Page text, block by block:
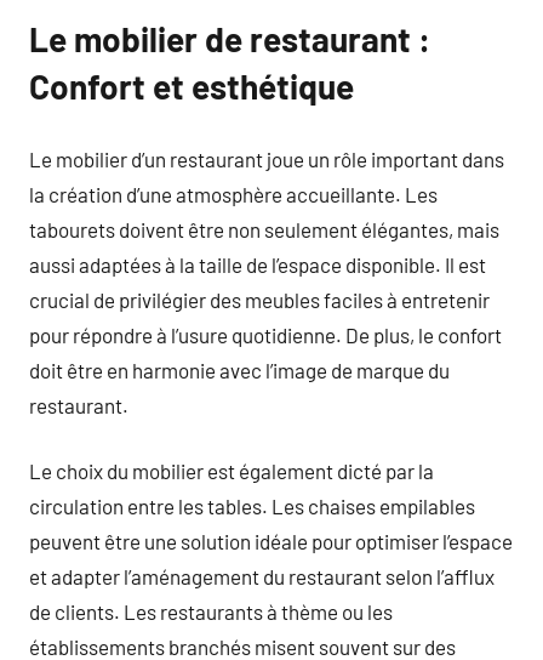
Le mobilier de restaurant :
Confort et esthétique
Le mobilier d’un restaurant joue un rôle important dans
la création d’une atmosphère accueillante. Les
tabourets doivent être non seulement élégantes, mais
aussi adaptées à la taille de l’espace disponible. Il est
crucial de privilégier des meubles faciles à entretenir
pour répondre à l’usure quotidienne. De plus, le confort
doit être en harmonie avec l’image de marque du
restaurant.
Le choix du mobilier est également dicté par la
circulation entre les tables. Les chaises empilables
peuvent être une solution idéale pour optimiser l’espace
et adapter l’aménagement du restaurant selon l’afflux
de clients. Les restaurants à thème ou les
établissements branchés misent souvent sur des